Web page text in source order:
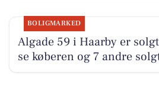
BOLIGMARKED
Algade 59 i Haarby er
se køberen og 7 andre